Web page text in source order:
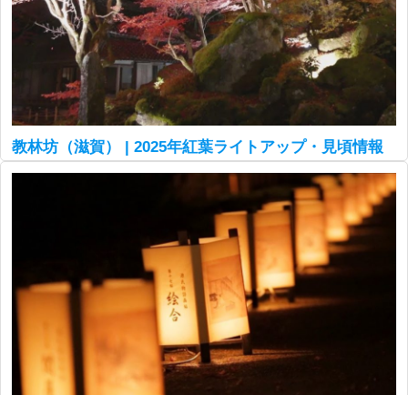
教林坊（滋賀） | 2025年紅葉ライトアップ・見頃情報